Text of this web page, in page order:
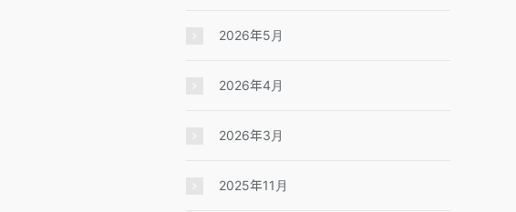
2026年5月
2026年4月
2026年3月
2025年11月